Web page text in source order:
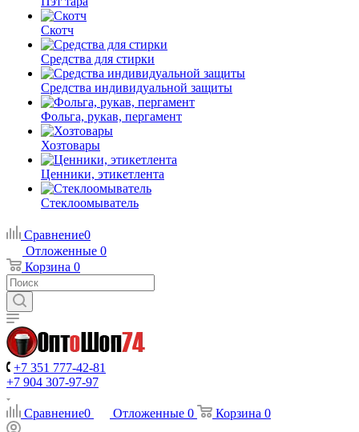
Скотч
Средства для стирки
Средства индивидуальной защиты
Фольга, рукав, пергамент
Хозтовары
Ценники, этикетлента
Стеклоомыватель
Сравнение0
Отложенные 0
Корзина 0
+7 351 777-42-81
+7 904 307-97-97
Сравнение0 Отложенные 0 Корзина 0